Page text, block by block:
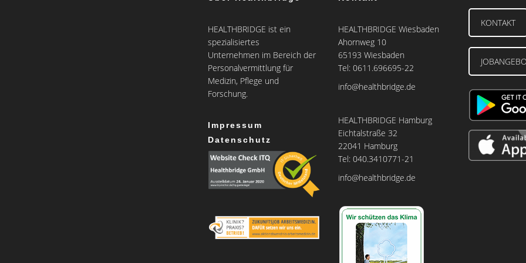
HEALTHBRIDGE ist ein
spezialisiertes
Unternehmen im Bereich der
Personalvermittlung für
Medizin, Pflege und
Forschung.
Impressum
Datenschutz
HEALTHBRIDGE Wiesbaden
Ahornweg 10
65193 Wiesbaden
Tel: 0611.696695-22
info@healthbridge.de
HEALTHBRIDGE Hamburg
Eichtalstraße 32
22041 Hamburg
Tel: 040.3410771-21
info@healthbridge.de
KONTAKT